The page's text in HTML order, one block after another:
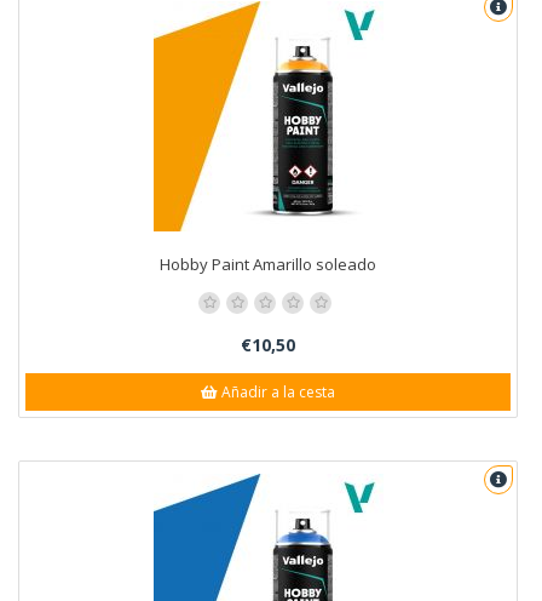
Hobby Paint Amarillo soleado
€10,50
Añadir a la cesta